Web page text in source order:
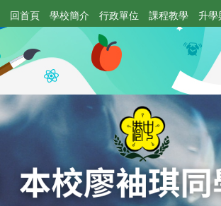
回首頁 學校簡介 行政單位 課程教學 升學